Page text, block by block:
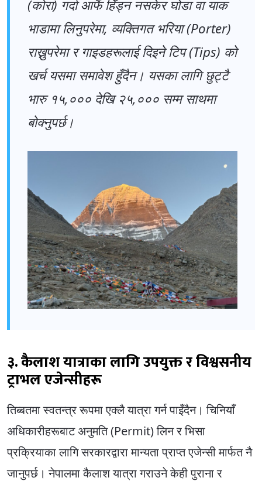
(कोरा) गर्दा आफैं हिँड्न नसकेर घोडा वा याक
भाडामा लिनुपरेमा, व्यक्तिगत भरिया (Porter)
राख्नुपरेमा र गाइडहरूलाई दिइने टिप (Tips) को
खर्च यसमा समावेश हुँदैन। यसका लागि छुट्टै
भारु १५,००० देखि २५,००० सम्म साथमा
बोक्नुपर्छ।
३. कैलाश यात्राका लागि उपयुक्त र विश्वसनीय
ट्राभल एजेन्सीहरू
तिब्बतमा स्वतन्त्र रूपमा एक्लै यात्रा गर्न पाइँदैन। चिनियाँ
अधिकारीहरूबाट अनुमति (Permit) लिन र भिसा
प्रक्रियाका लागि सरकारद्वारा मान्यता प्राप्त एजेन्सी मार्फत नै
जानुपर्छ। नेपालमा कैलाश यात्रा गराउने केही पुराना र